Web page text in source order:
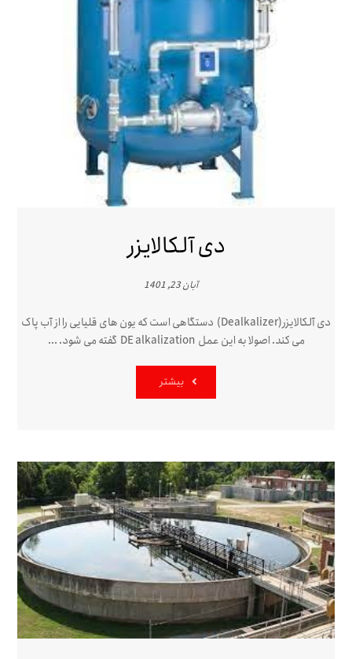
دی آلکالایزر
آبان 23, 1401
دی آلکالایزر(Dealkalizer) دستگاهی است که یون های قلیایی را از آب پاک
می کند. اصولا به این عمل DE alkalization گفته می شود. ...
بیشتر